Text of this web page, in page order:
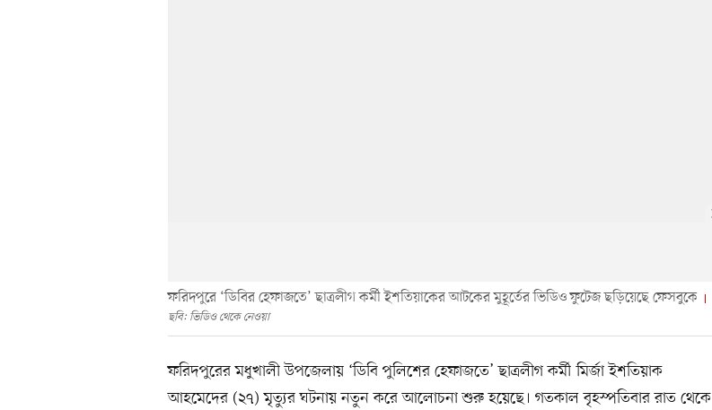
ফরিদপুরে ‘ডিবির হেফাজতে’ ছাত্রলীগ কর্মী ইশতিয়াকের আটকের মুহূর্তের ভিডিও ফুটেজ ছড়িয়েছে ফেসবুকে
ছবি: ভিডিও থেকে নেওয়া
ফরিদপুরের মধুখালী উপজেলায় ‘ডিবি পুলিশের হেফাজতে’ ছাত্রলীগ কর্মী মির্জা ইশতিয়াক
আহমেদের (২৭) মৃত্যুর ঘটনায় নতুন করে আলোচনা শুরু হয়েছে। গতকাল বৃহস্পতিবার রাত থেকে